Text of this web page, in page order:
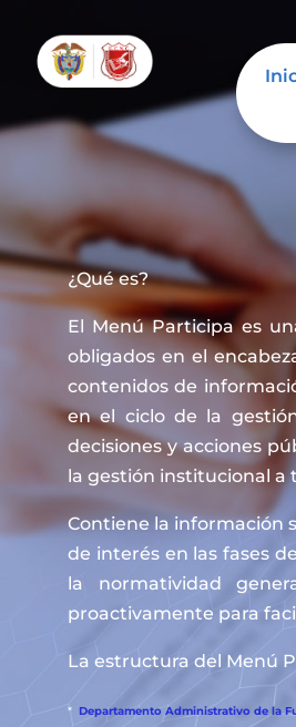
¿Qué es?
El Menú Participa es
obligados en el
contenidos de
en el ciclo de la
decisiones y acciones
la gestión institucional a
Contiene la información
de interés en las fases
la normatividad
proactivamente para
La estructura del Menú
* Departamento Administrativo de la